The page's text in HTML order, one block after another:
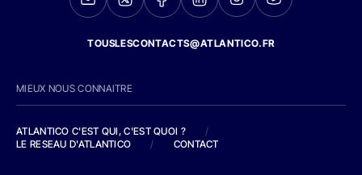
TOUSLESCONTACTS@ATLANTICO.FR
MIEUX NOUS CONNAITRE
ATLANTICO C'EST QUI, C'EST QUOI ?
/
LE RESEAU D'ATLANTICO
/ CONTACT